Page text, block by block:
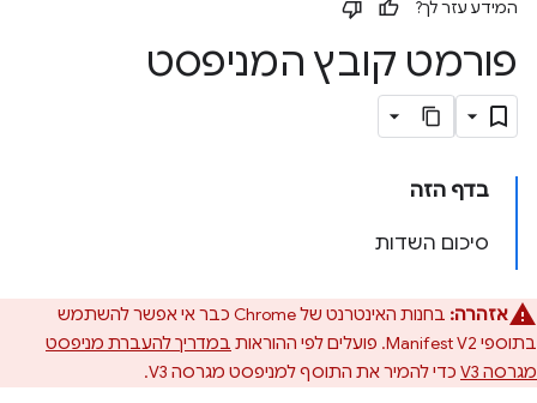
המידע עזר לך?
פורמט קובץ המניפסט
בדף הזה
סיכום השדות
אזהרה:
בחנות האינטרנט של Chrome כבר אי אפשר להשתמש
בתוספי Manifest V2. פועלים לפי ההוראות
במדריך להעברת מניפסט
מגרסה V3
כדי להמיר את התוסף למניפסט מגרסה V3.